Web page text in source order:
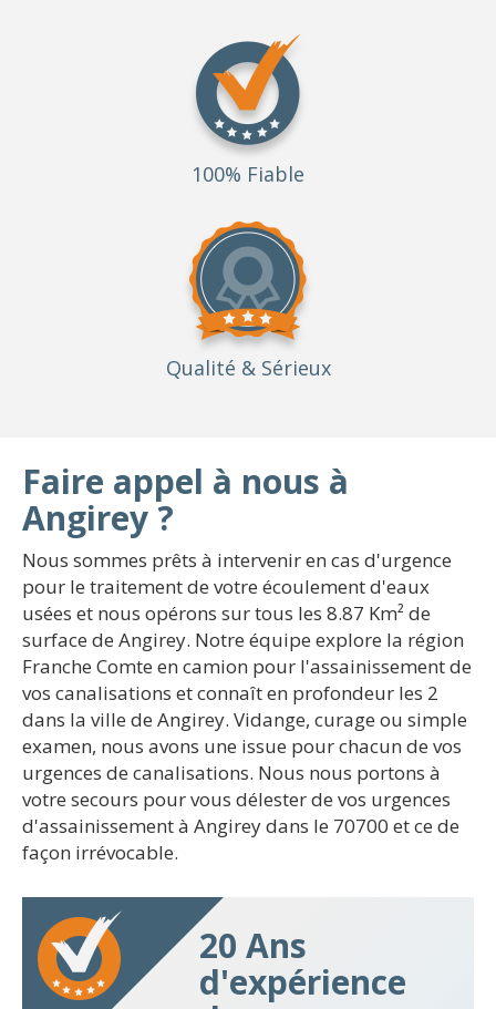
100% Fiable
Qualité & Sérieux
Faire appel à nous à
Angirey ?
Nous sommes prêts à intervenir en cas d'urgence
pour le traitement de votre écoulement d'eaux
usées et nous opérons sur tous les 8.87 Km² de
surface de Angirey. Notre équipe explore la région
Franche Comte en camion pour l'assainissement de
vos canalisations et connaît en profondeur les 2
dans la ville de Angirey. Vidange, curage ou simple
examen, nous avons une issue pour chacun de vos
urgences de canalisations. Nous nous portons à
votre secours pour vous délester de vos urgences
d'assainissement à Angirey dans le 70700 et ce de
façon irrévocable.
20 Ans
d'expérience